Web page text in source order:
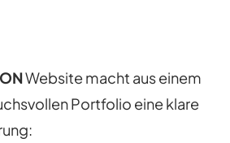
Website macht aus einem
Portfolio eine klare